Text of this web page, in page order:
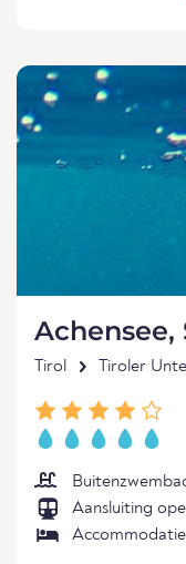
Tirol Tiroler
Aansluiting
Accommodatie